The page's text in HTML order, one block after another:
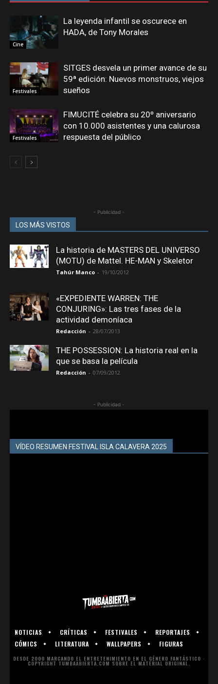
Cine
La leyenda infantil se oscurece en
HADA, de Tony Morales
Festivales
SITGES desvela un primer avance de su
59ª edición: Nuevos monstruos, viejos
sueños
Festivales
FIMUCITÉ celebra su 20º aniversario
con 10.000 asistentes y una calurosa
respuesta del público
- Publicidad -
LOS MÁS VISTOS
La historia de MASTERS DEL UNIVERSO
(MOTU) de Mattel. HE-MAN y Skeletor
Tahúr Manco - 19/10/2012
«EXPEDIENTE WARREN: THE
CONJURING»: Las tres fases de la
actividad demoníaca
Redacción - 28/07/2013
THE POSSESSION: La historia real en la
que se basa la película
Redacción - 07/09/2012
- Publicidad -
VÍDEO RESUMEN FESTIVAL ISLA CALAVERA 2025
NOTICIAS CRÍTICAS FESTIVALES
REPORTAJES
CÓMICS
LITERATURA WALLPAPERS FIGURAS
DESDE 2000 MARCANDO EL ENTRETENIMIENTO EN EL GÉNERO FANTÁSTICO ·
COPYRIGHT TUMBAABIERTA.COM SOBRE EL MATERIAL ORIGINAL.